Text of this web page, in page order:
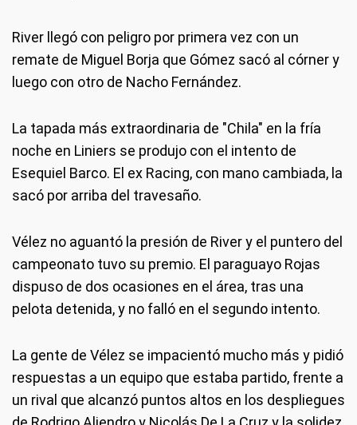
River llegó con peligro por primera vez con un
remate de Miguel Borja que Gómez sacó al córner y
luego con otro de Nacho Fernández.
La tapada más extraordinaria de "Chila" en la fría
noche en Liniers se produjo con el intento de
Esequiel Barco. El ex Racing, con mano cambiada, la
sacó por arriba del travesaño.
Vélez no aguantó la presión de River y el puntero del
campeonato tuvo su premio. El paraguayo Rojas
dispuso de dos ocasiones en el área, tras una
pelota detenida, y no falló en el segundo intento.
La gente de Vélez se impacientó mucho más y pidió
respuestas a un equipo que estaba partido, frente a
un rival que alcanzó puntos altos en los despliegues